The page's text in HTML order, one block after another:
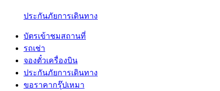
ประกันภัยการเดินทาง
บัตรเข้าชมสถานที่
รถเช่า
จองตั๋วเครื่องบิน
ประกันภัยการเดินทาง
ขอราคากรุ๊ปเหมา